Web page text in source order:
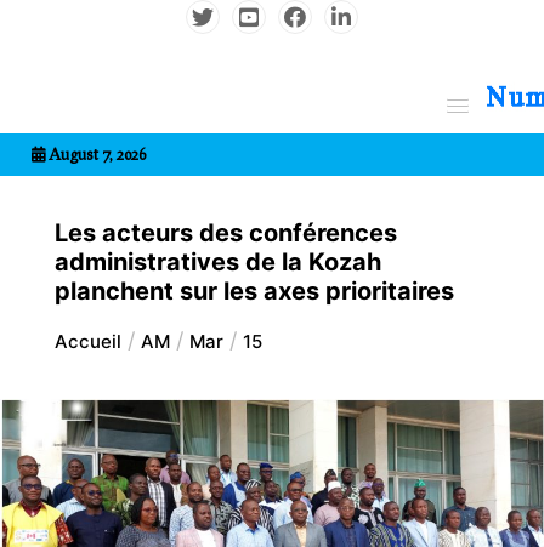
August 7, 2026
Les acteurs des conférences
administratives de la Kozah
planchent sur les axes prioritaires
Accueil AM Mar 15